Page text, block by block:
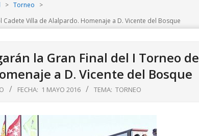
> Torneo
>
Villa de Alalpardo. Homenaje a D. Vicente del Bosque
la Gran Final del I Torneo de
a D. Vicente del Bosque
FECHA: 1 MAYO 2016 TEMA: TORNEO